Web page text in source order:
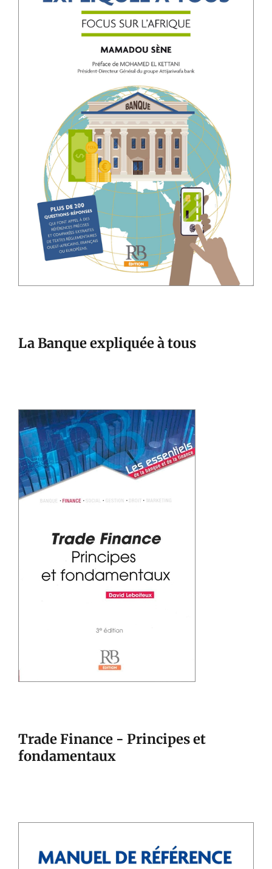
La Banque expliquée à tous
Trade Finance - Principes et
fondamentaux